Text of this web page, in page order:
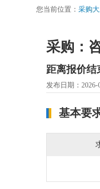
您当前位置： 采购
采购：
距离报价结
发布日期：2026-
基本要